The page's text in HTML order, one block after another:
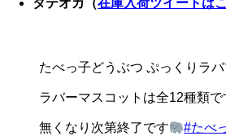
タテオカ（在庫入荷ツイートは
たべっ子どうぶつ ぷっくりラ
ラバーマスコットは全12種類で
無くなり次第終了です #たべ